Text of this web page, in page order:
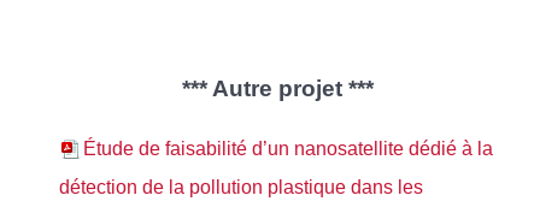
*** Autre projet ***
Étude de faisabilité d’un nanosatellite dédié à la
détection de la pollution plastique dans les